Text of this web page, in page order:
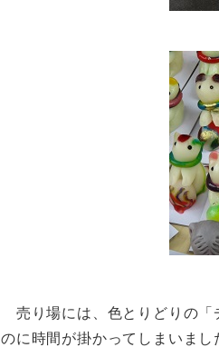
売り場には、色とりどりの「
のに時間が掛かってしまいまし